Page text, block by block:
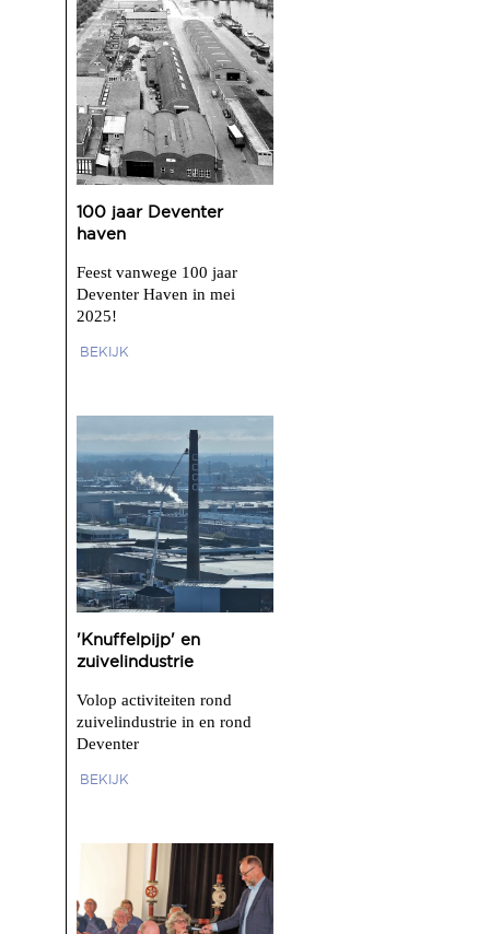
100 jaar Deventer
haven
Feest vanwege 100 jaar
Deventer Haven in mei
2025!
BEKIJK
'Knuffelpijp' en
zuivelindustrie
Volop activiteiten rond
zuivelindustrie in en rond
Deventer
BEKIJK